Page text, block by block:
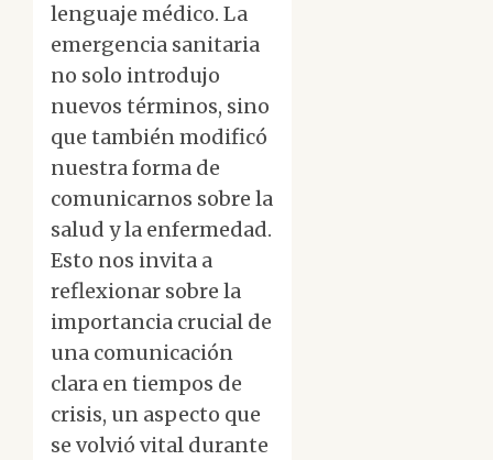
lenguaje médico. La
emergencia sanitaria
no solo introdujo
nuevos términos, sino
que también modificó
nuestra forma de
comunicarnos sobre la
salud y la enfermedad.
Esto nos invita a
reflexionar sobre la
importancia crucial de
una comunicación
clara en tiempos de
crisis, un aspecto que
se volvió vital durante